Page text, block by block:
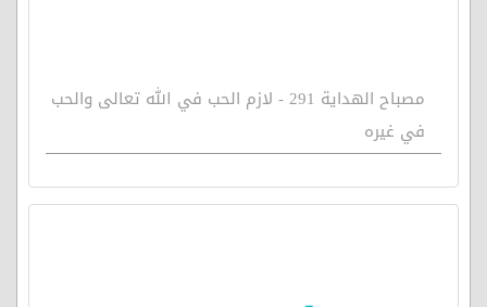
مصباح الهداية 291 - لازم الحب في الله تعالى والحب
في غيره